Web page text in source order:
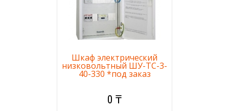
Шкаф электрический
низковольтный ШУ-ТС-3-
40-330 *под заказ
0 ₸